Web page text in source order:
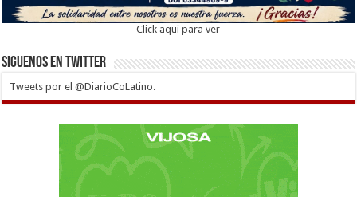
Click aqui para ver
Siguenos en twitter
Tweets por el @DiarioCoLatino.